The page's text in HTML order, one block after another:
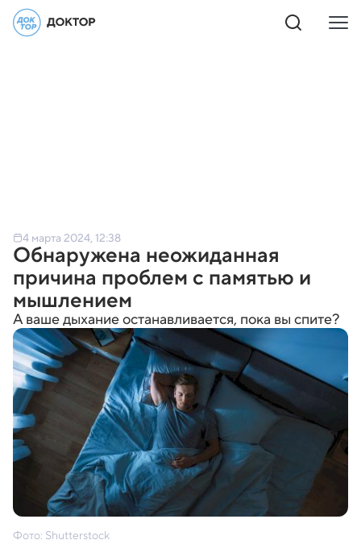
4 марта 2024, 12:38
Обнаружена неожиданная
причина проблем с памятью и
мышлением
А ваше дыхание останавливается, пока вы спите?
Фото: Shutterstock